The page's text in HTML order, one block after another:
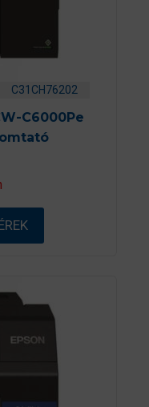
C31CH76202
C6000Pe